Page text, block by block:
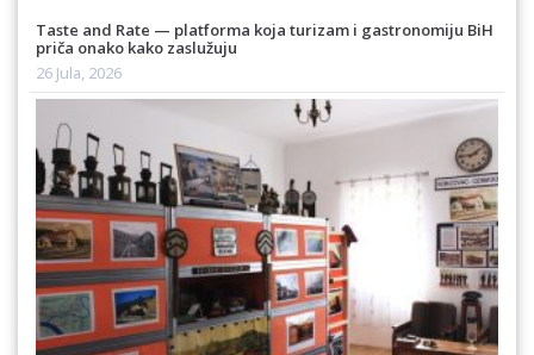
Taste and Rate — platforma koja turizam i gastronomiju BiH
priča onako kako zaslužuju
26 Jula, 2026